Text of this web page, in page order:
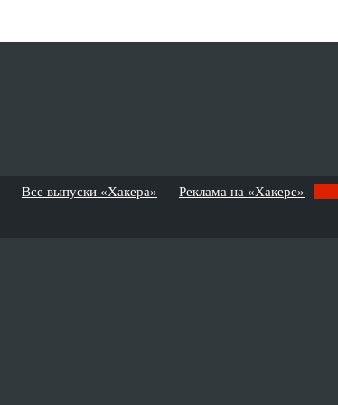
Все выпуски «Хакера» Реклама на «Хакере»